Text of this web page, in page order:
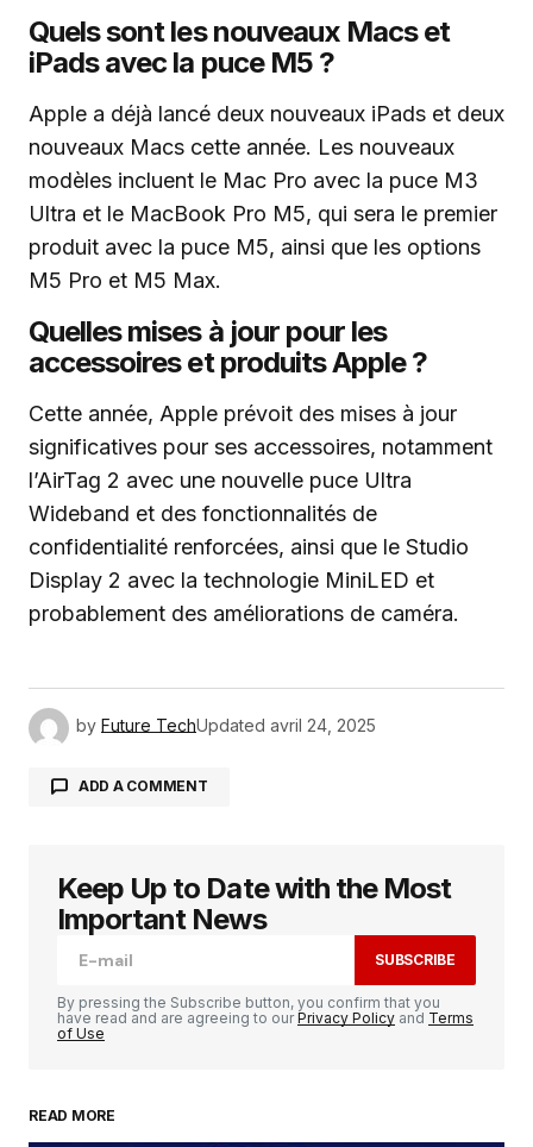
Quels sont les nouveaux Macs et
iPads avec la puce M5 ?
Apple a déjà lancé deux nouveaux iPads et deux
nouveaux Macs cette année. Les nouveaux
modèles incluent le Mac Pro avec la puce M3
Ultra et le MacBook Pro M5, qui sera le premier
produit avec la puce M5, ainsi que les options
M5 Pro et M5 Max.
Quelles mises à jour pour les
accessoires et produits Apple ?
Cette année, Apple prévoit des mises à jour
significatives pour ses accessoires, notamment
l’AirTag 2 avec une nouvelle puce Ultra
Wideband et des fonctionnalités de
confidentialité renforcées, ainsi que le Studio
Display 2 avec la technologie MiniLED et
probablement des améliorations de caméra.
by Future TechUpdated avril 24, 2025
ADD A COMMENT
Votre adresse e-mail ne sera pas publiée. Les
champs obligatoires sont indiqués avec
Your Name
Keep Up to Date with the Most
Important News
SUBSCRIBE
By pressing the Subscribe button, you confirm that you
have read and are agreeing to ourPrivacy Policy and Terms
of Use
READ MORE